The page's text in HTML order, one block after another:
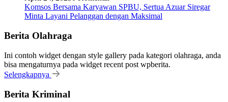
Komsos Bersama Karyawan SPBU, Sertua Azuar Siregar
Minta Layani Pelanggan dengan Maksimal
Berita Olahraga
Ini contoh widget dengan style gallery pada kategori olahraga, anda
bisa mengaturnya pada widget recent post wpberita.
Selengkapnya
Berita Kriminal